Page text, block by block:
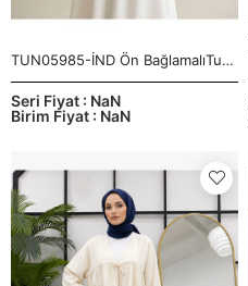
TUN05985-İND Ön BağlamalıTunik-İndigo
Birim Fiyat : NaN
Seri Fiyat : NaN